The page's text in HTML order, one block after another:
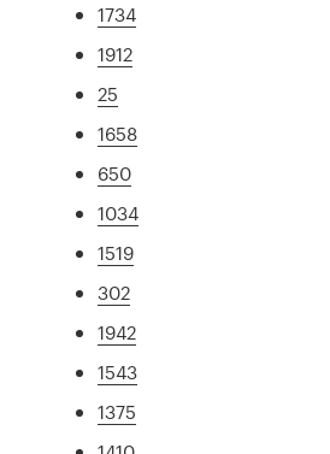
1734
1912
25
1658
650
1034
1519
302
1942
1543
1375